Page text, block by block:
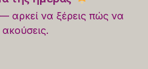
αρκεί να ξέρεις πώς να